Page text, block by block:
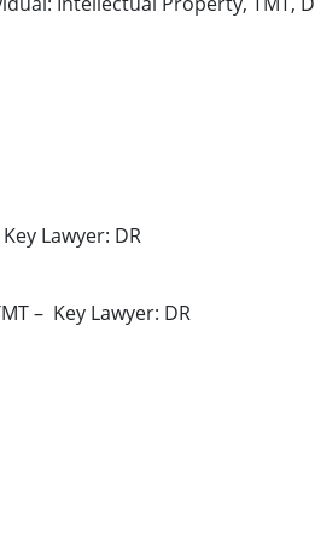
Lawyer: DR
– Key Lawyer: DR